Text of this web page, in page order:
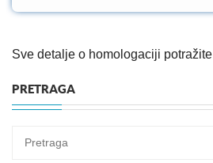
Sve detalje o homologaciji potražite
PRETRAGA